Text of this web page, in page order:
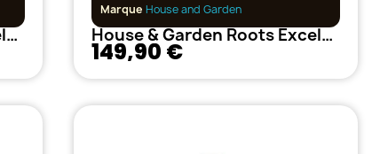
House & Garden Roots Excelurator 500 ml
Marque House and Garden
House & Garden Roots Excelurator 1 L
149,90 €